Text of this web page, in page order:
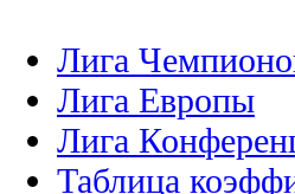
Лига
Лига Европы
Лига
Таблица